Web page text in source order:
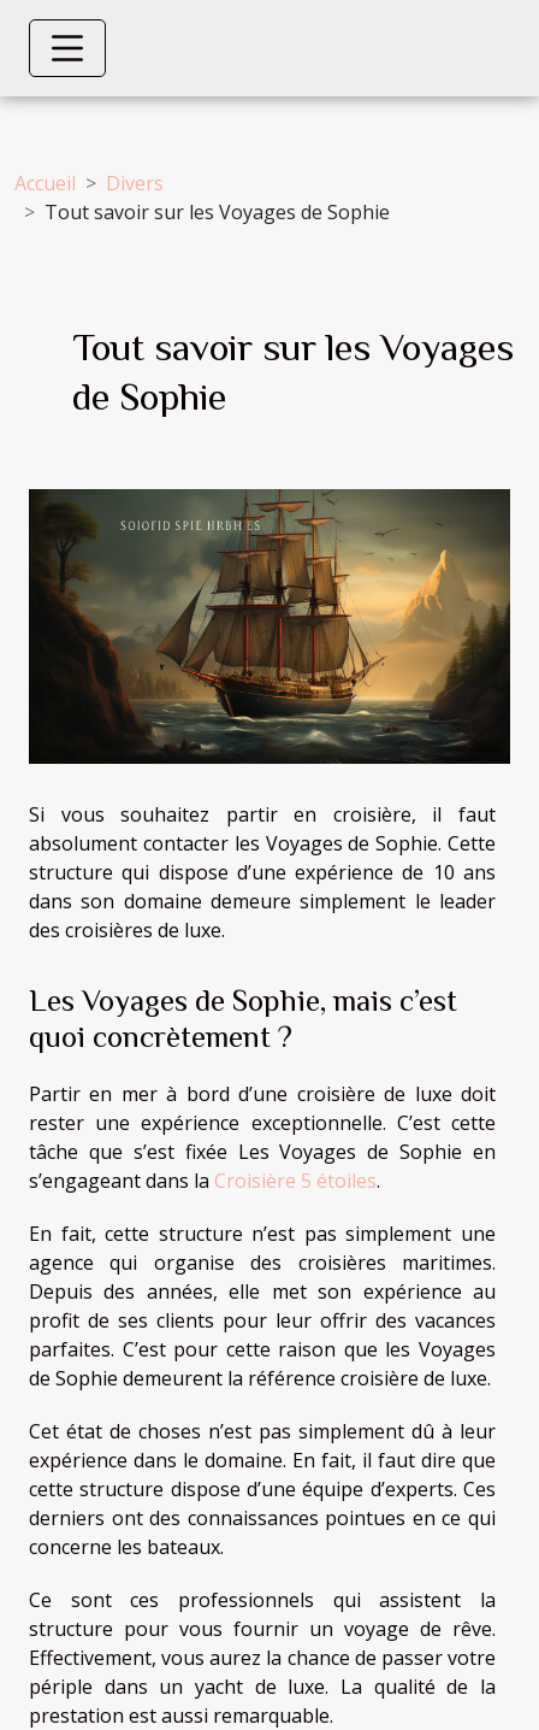
Accueil
Divers
Tout savoir sur les Voyages de Sophie
Tout savoir sur les Voyages
de Sophie
Si vous souhaitez partir en croisière, il faut
absolument contacter les Voyages de Sophie. Cette
structure qui dispose d’une expérience de 10 ans
dans son domaine demeure simplement le leader
des croisières de luxe.
Les Voyages de Sophie, mais c’est
quoi concrètement ?
Partir en mer à bord d’une croisière de luxe doit
rester une expérience exceptionnelle. C’est cette
tâche que s’est fixée Les Voyages de Sophie en
s’engageant dans la Croisière 5 étoiles.
En fait, cette structure n’est pas simplement une
agence qui organise des croisières maritimes.
Depuis des années, elle met son expérience au
profit de ses clients pour leur offrir des vacances
parfaites. C’est pour cette raison que les Voyages
de Sophie demeurent la référence croisière de luxe.
Cet état de choses n’est pas simplement dû à leur
expérience dans le domaine. En fait, il faut dire que
cette structure dispose d’une équipe d’experts. Ces
derniers ont des connaissances pointues en ce qui
concerne les bateaux.
Ce sont ces professionnels qui assistent la
structure pour vous fournir un voyage de rêve.
Effectivement, vous aurez la chance de passer votre
périple dans un yacht de luxe. La qualité de la
prestation est aussi remarquable.